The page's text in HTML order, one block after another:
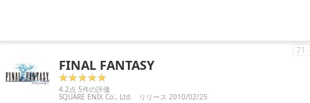
FINAL FANTASY
4.2点 5件の評価
SQUARE ENIX Co., Ltd. リリース 2010/02/25
71